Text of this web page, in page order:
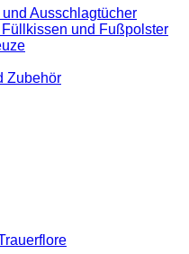
Ausschlagtücher
und Fußpolster
Zubehör